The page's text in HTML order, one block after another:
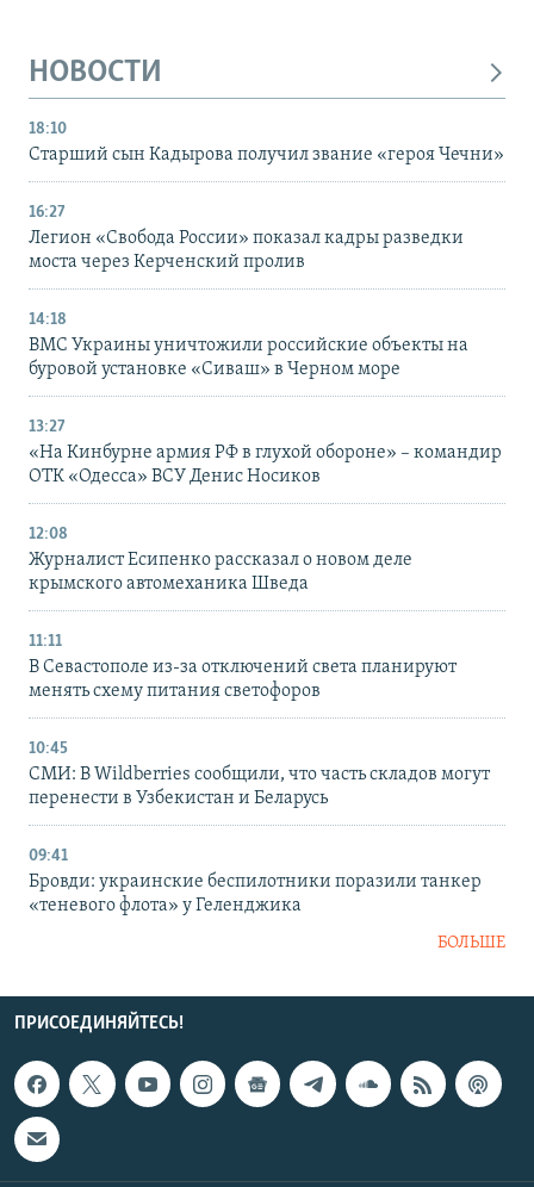
НОВОСТИ
18:10
Старший сын Кадырова получил звание «героя Чечни»
16:27
Легион «Свобода России» показал кадры разведки
моста через Керченский пролив
14:18
ВМС Украины уничтожили российские объекты на
буровой установке «Сиваш» в Черном море
13:27
«На Кинбурне армия РФ в глухой обороне» – командир
ОТК «Одесса» ВСУ Денис Носиков
12:08
Журналист Есипенко рассказал о новом деле
крымского автомеханика Шведа
11:11
В Севастополе из-за отключений света планируют
менять схему питания светофоров
10:45
СМИ: В Wildberries сообщили, что часть складов могут
перенести в Узбекистан и Беларусь
09:41
Бровди: украинские беспилотники поразили танкер
«теневого флота» у Геленджика
БОЛЬШЕ
ПРИСОЕДИНЯЙТЕСЬ!